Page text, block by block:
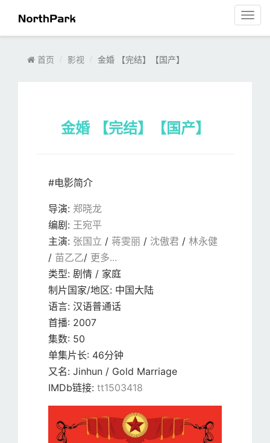
菜
单
首页 影视 金婚 【完结】【国产】
金婚 【完结】【国产】
#电影简介
导演: 郑晓龙
编剧 : 王宛平
主演: 张国立 / 蒋雯丽 / 沈傲君 / 林永健
/ 苗乙乙/ 更多...
类型: 剧情 / 家庭
制片国家/地区: 中国大陆
语言: 汉语普通话
首播: 2007
集数: 50
单集片长: 46分钟
又名: Jinhun / Gold Marriage
IMDb链接: tt1503418